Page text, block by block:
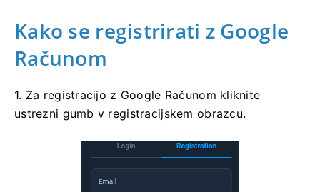
Kako se registrirati z Google
Računom
1. Za registracijo z Google Računom kliknite
ustrezni gumb v registracijskem obrazcu.